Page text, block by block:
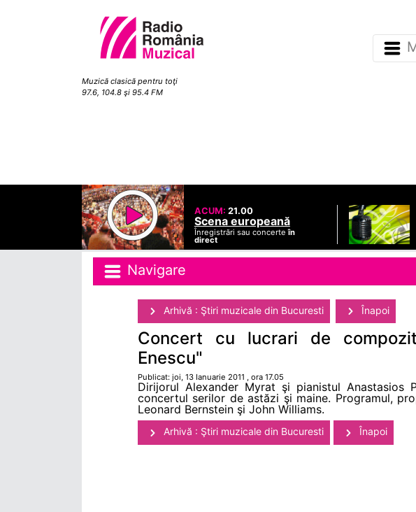
Muzică clasică pentru toţi
97.6, 104.8 şi 95.4 FM
ACUM: 21.00
Scena europeană
Înregistrări sau concerteîn
direct
Navigare
Arhivă : Ştiri muzicale din Bucuresti Înapoi
Concert cu lucrari de
Enescu"
Publicat: joi, 13 Ianuarie 2011 , ora 17.05
Dirijorul Alexander Myrat şi pianistul Anastasios
concertul serilor de astăzi şi maine. Programul,
Leonard Bernstein şi John Williams.
Arhivă : Ştiri muzicale din Bucuresti Înapoi